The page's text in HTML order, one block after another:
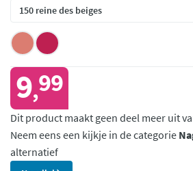
9,99
Dit product maakt geen deel meer uit
Neem eens een kijkje in de categorie
alternatief